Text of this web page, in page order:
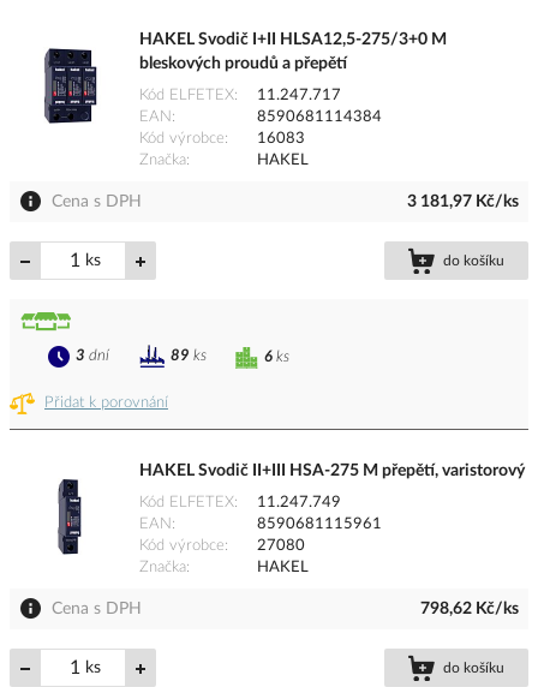
HAKEL Svodič I+II HLSA12,5-275/3+0 M
bleskových proudů a přepětí
Kód ELFETEX
11.247.717
EAN
8590681114384
Kód výrobce
16083
Značka
HAKEL
Cena s DPH 3 181,97 Kč/ks
ks do košíku
Přidat k porovnání
6 ks
3 dní 89 ks
HAKEL Svodič II+III HSA-275 M přepětí, varistorový
Kód ELFETEX
11.247.749
EAN
8590681115961
Kód výrobce
27080
Značka
HAKEL
Cena s DPH 798,62 Kč/ks
ks do košíku